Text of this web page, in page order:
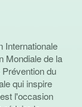
Internationale
Mondiale de la
du
qui inspire
l'occasion